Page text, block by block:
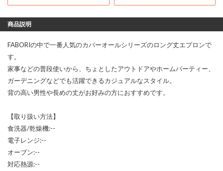
商品説明
FABORIの中で一番人気のカバーオールシリーズのロング丈エプロンで
す。
家事などの普段使いから、ちょとしたアウトドアやホームパーティー、
ガーデニングなどでも活躍できるカジュアルなスタイル。
背の高い男性や長めの丈がお好みの方におすすめです。
【取り扱い方法】
食洗器/乾燥機:--
電子レンジ:--
オーブン:--
対応熱源:--